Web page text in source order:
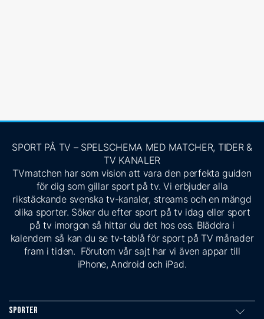
SPORT PÅ TV – SPELSCHEMA MED MATCHER, TIDER &
TV KANALER
TVmatchen har som vision att vara den perfekta guiden
för dig som gillar sport på tv. Vi erbjuder alla
rikstäckande svenska tv-kanaler, streams och en mängd
olika sporter. Söker du efter sport på tv idag eller sport
på tv imorgon så hittar du det hos oss. Bläddra i
kalendern så kan du se tv-tablå för sport på TV månader
fram i tiden. Förutom vår sajt har vi även appar till
iPhone, Android och iPad.
Sporter